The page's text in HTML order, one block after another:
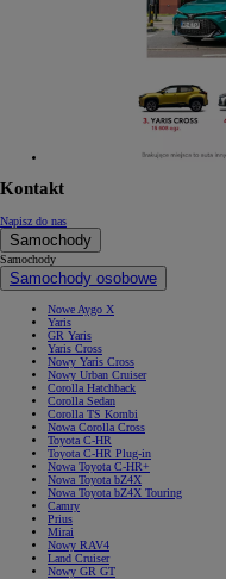
Kontakt
Napisz do nas
Samochody
Samochody
Samochody osobowe
Nowe Aygo X
Yaris
GR Yaris
Yaris Cross
Nowy Yaris Cross
Nowy Urban Cruiser
Corolla Hatchback
Corolla Sedan
Corolla TS Kombi
Nowa Corolla Cross
Toyota C-HR
Toyota C-HR Plug-in
Nowa Toyota C-HR+
Nowa Toyota bZ4X
Nowa Toyota bZ4X Touring
Camry
Prius
Mirai
Nowy RAV4
Land Cruiser
Nowy GR GT